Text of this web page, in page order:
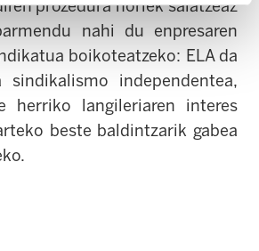
prozedura horiek salatzeaz
nahi du enpresaren
boikoteatzeko: ELA da
sindikalismo independentea,
herriko langileriaren interes
beste baldintzarik gabea